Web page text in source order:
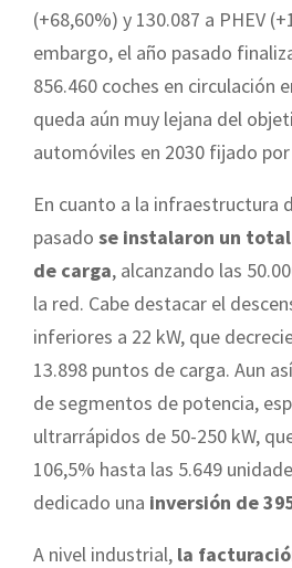
(+68,60%) y 130.087 a PHEV
embargo, el año pasado
856.460 coches en circulación
queda aún muy lejana del
automóviles en 2030 fijado por
En cuanto a la infraestructura
pasado se instalaron un
de carga, alcanzando las
la red. Cabe destacar el
inferiores a 22 kW, que
13.898 puntos de carga. Aun
de segmentos de potencia,
ultrarrápidos de 50-250 kW,
106,5% hasta las 5.649
dedicado una inversión de
A nivel industrial, la